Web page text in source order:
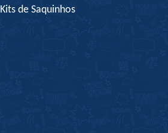
Kits de Saquinhos